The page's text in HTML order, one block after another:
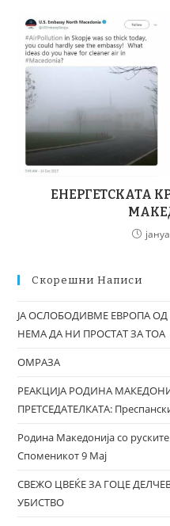
ЕНЕРГЕТСКАТА
Скорешни Написи
ЈА ОСЛОБОДИВМЕ ЕВРОПА
НЕМА ДА НИ ПРОСТАТ ЗА ТОА
ОМРАЗА
РЕАКЦИЈА РОДИНА
ПРЕТСЕДАТЕЛКАТА:
Родина Македонија со
Споменикот 9 Мај
СВЕЖО ЦВЕЌЕ ЗА ГОЦЕ
УБИСТВО